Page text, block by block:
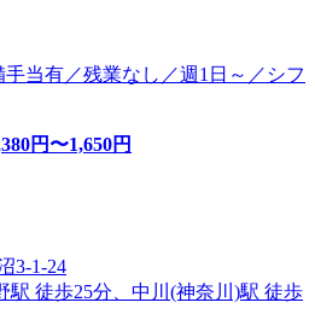
当有／残業なし／週1日～／シフ
円〜1,650円
3-1-24
駅 徒歩25分、中川(神奈川)駅 徒歩